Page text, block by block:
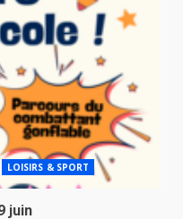
LOISIRS & SPORT
juin